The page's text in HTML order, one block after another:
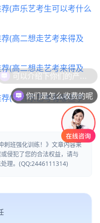
(声乐艺考生可以考什么
(高二想走艺考来得及
(高二想走艺考来得及
(学音乐艺考有哪些学
刺班强化训练！》文章内容来
侵犯了您的合法权益，请与
理。(QQ:2446111314)
你们是怎么收费的呢